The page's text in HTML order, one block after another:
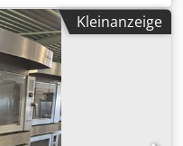
S Backofen 2500-A-
- Ebo 68 M Backofen
Zustand. Alles
Sie uns für
Kleinanzeige